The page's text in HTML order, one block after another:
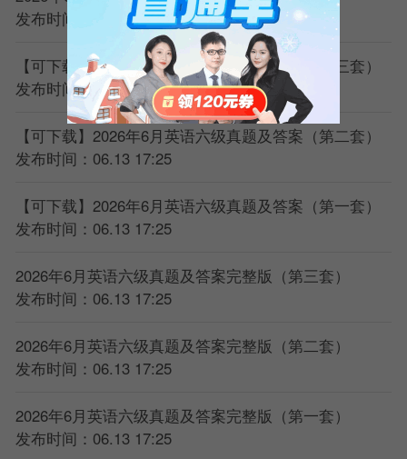
法（任选一种）：
盲听： 正常做一遍题。
对照原文听： 看着原文再听一遍，搞懂刚才没听出
来的地方是什么单词、什么连读。
跟读： 模仿录音的语音、语调、语速，大声跟读。
2）复习计划：
频率： 每天坚持听15-30分钟，保持耳感。
求做；第二遍精听；第三遍跟读。
发布时间：06.13 17:25
【可下载】2026年6月英语六级真题及答案（第三套）
发布时间：06.13 17:25
【可下载】2026年6月英语六级真题及答案（第二套）
发布时间：06.13 17:25
【可下载】2026年6月英语六级真题及答案（第一套）
发布时间：06.13 17:25
2026年6月英语六级真题及答案完整版（第三套）
发布时间：06.13 17:25
2026年6月英语六级真题及答案完整版（第二套）
发布时间：06.13 17:25
2026年6月英语六级真题及答案完整版（第一套）
发布时间：06.13 17:25